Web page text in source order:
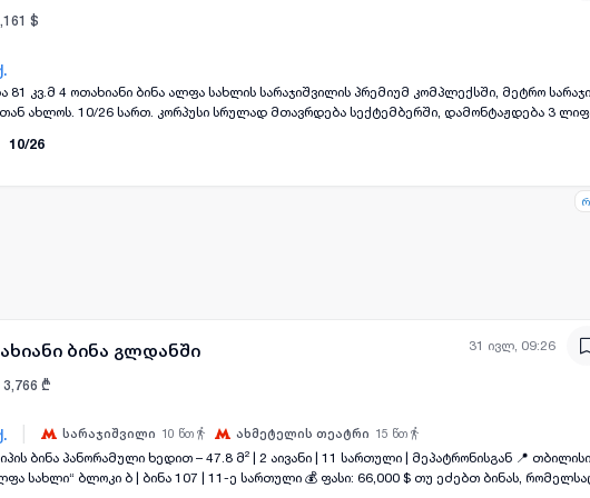
ყველა ფოტო+ (10)
$
81 კვ.მ 4 ოთახიანი ბინა ალფა სახლის სარაჯიშვილის პრემიუმ კომპლექსში, მეტრო
ახლოს. 10/26 სართ. კორპუსი სრულად მთავრდება სექტემბერში, დამონტაჟდება 3
და იზოლირებული სამზარეულო.
10/26
31 ივლ, 09:26
ბინა გლდანში
3,766 ₾
სარაჯიშვილი 10 წთ ახმეტელის თეატრი 15 წთ
პანორამული ხედით – 47.8 მ² | 2 აივანი | 11 სართული | მეპატრონისგან 📍 თბილისი, თენგიზ
ბ | ბინა 107 | 11-ე სართული 💰 ფასი: 66,000 $ თუ ეძებთ ბინას, რომელსაც აქვს ღია,